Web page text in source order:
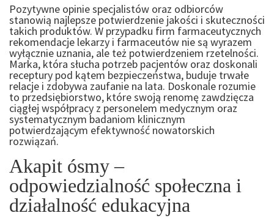
Pozytywne opinie specjalistów oraz odbiorców
stanowią najlepsze potwierdzenie jakości i skuteczności
takich produktów. W przypadku firm farmaceutycznych
rekomendacje lekarzy i farmaceutów nie są wyrazem
wyłącznie uznania, ale też potwierdzeniem rzetelności.
Marka, która słucha potrzeb pacjentów oraz doskonali
receptury pod kątem bezpieczeństwa, buduje trwałe
relacje i zdobywa zaufanie na lata. Doskonale rozumie
to przedsiębiorstwo, które swoją renomę zawdzięcza
ciągłej współpracy z personelem medycznym oraz
systematycznym badaniom klinicznym
potwierdzającym efektywność nowatorskich
rozwiązań.
Akapit ósmy –
odpowiedzialność społeczna i
działalność edukacyjna